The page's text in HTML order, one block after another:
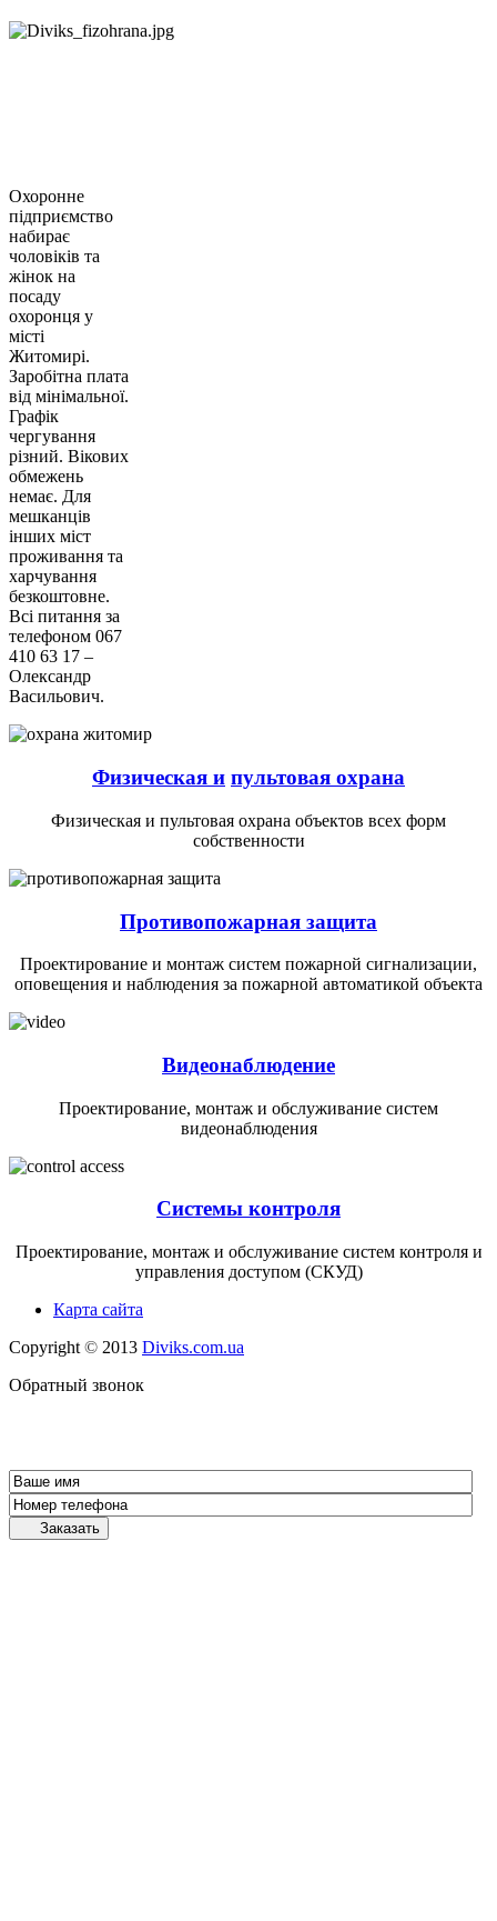
Охоронне
підприємство
набирає
чоловіків та
жінок на
посаду
охоронця у
місті
Житомирі.
Заробітна плата
від мінімальної.
Графік
чергування
різний. Вікових
обмежень
немає. Для
мешканців
інших міст
проживання та
харчування
безкоштовне.
Всі питання за
телефоном 067
410 63 17 –
Олександр
Васильович.
Физическая и пультовая охрана
Физическая и пультовая охрана объектов всех форм
собственности
Противопожарная защита
Проектирование и монтаж систем пожарной сигнализации,
оповещения и наблюдения за пожарной автоматикой объекта
Видеонаблюдение
Проектирование, монтаж и обслуживание систем
видеонаблюдения
Системы контроля
Проектирование, монтаж и обслуживание систем контроля и
управления доступом (СКУД)
Карта сайта
Copyright © 2013 Diviks.com.ua
Обратный звонок
Заказать